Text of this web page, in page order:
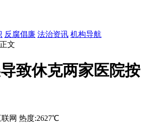
反腐倡廉 法治资讯 机构导航
文
致休克两家医院按
网 热度:2627℃